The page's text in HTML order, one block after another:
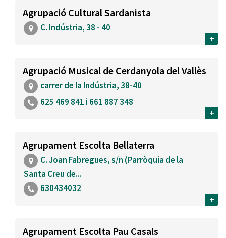
Agrupació Cultural Sardanista
C. Indústria, 38 - 40
+
Agrupació Musical de Cerdanyola del Vallès
carrer de la Indústria, 38-40
625 469 841 i 661 887 348
+
Agrupament Escolta Bellaterra
C. Joan Fabregues, s/n (Parròquia de la
Santa Creu de...
630434032
+
Agrupament Escolta Pau Casals